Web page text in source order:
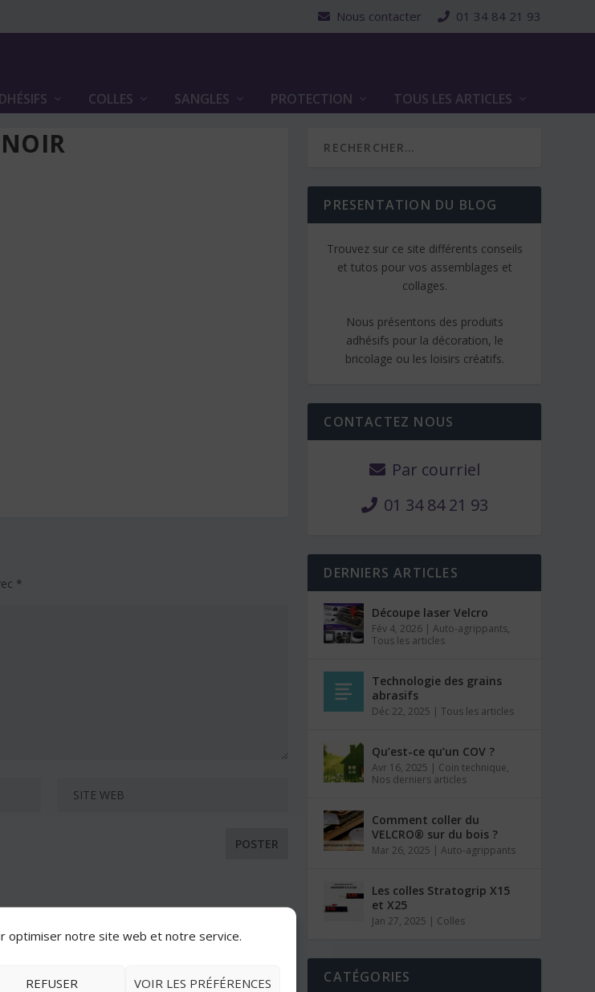
optimiser notre site web et notre service.
REFUSER VOIR LES PRÉFÉRENCES
Nous contacter 01 34 84 21 93
COLLES SANGLES PROTECTION TOUS LES ARTICLES
*
PRESENTATION DU BLOG
Trouvez sur ce site différents conseils
et tutos pour vos assemblages et
collages.
Nous présentons des produits
adhésifs pour la décoration, le
bricolage ou les loisirs créatifs.
CONTACTEZ NOUS
Par courriel
01 34 84 21 93
DERNIERS ARTICLES
Découpe laser Velcro
Fév 4, 2026 |Auto-agrippants,
Tous les articles
Technologie des grains
abrasifs
Déc 22, 2025 |Tous les articles
Qu’est-ce qu’un COV ?
Avr 16, 2025 | Coin technique,
Nos derniers articles
Comment coller du
VELCRO® sur du bois ?
Mar 26, 2025 |Auto-agrippants
Les colles Stratogrip X15
et X25
Jan 27, 2025 | Colles
CATÉGORIES